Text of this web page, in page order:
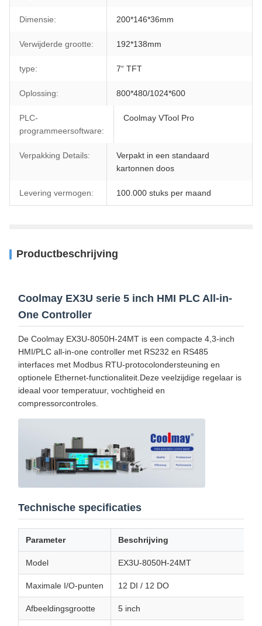
Dimensie: 200*146*36mm
Verwijderde grootte: 192*138mm
type: 7“ TFT
Oplossing: 800*480/1024*600
PLC-
programmeersoftware:
Coolmay VTool Pro
Verpakking Details:
Verpakt in een standaard
kartonnen doos
Levering vermogen: 100.000 stuks per maand
Productbeschrijving
Coolmay EX3U serie 5 inch HMI PLC All-in-
One Controller
De Coolmay EX3U-8050H-24MT is een compacte 4,3-inch
HMI/PLC all-in-one controller met RS232 en RS485
interfaces met Modbus RTU-protocolondersteuning en
optionele Ethernet-functionaliteit.Deze veelzijdige regelaar is
ideaal voor temperatuur, vochtigheid en
compressorcontroles.
Technische specificaties
Parameter Beschrijving
Model EX3U-8050H-24MT
Maximale I/O-punten 12 DI / 12 DO
Afbeeldingsgrootte 5 inch